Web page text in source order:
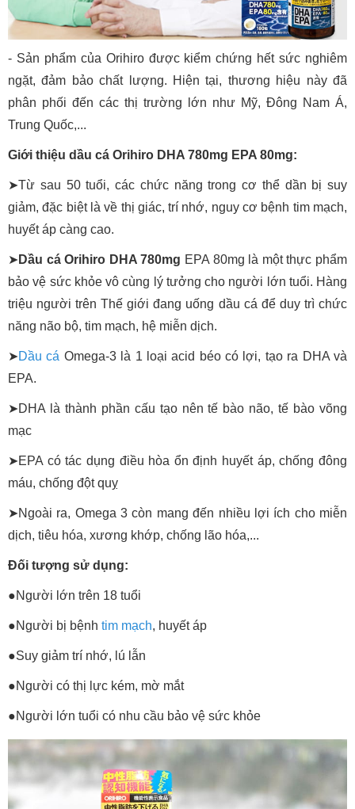
- Sản phẩm của Orihiro được kiểm chứng hết sức nghiêm
ngặt, đảm bảo chất lượng. Hiện tại, thương hiệu này đã
phân phối đến các thị trường lớn như Mỹ, Đông Nam Á,
Trung Quốc,...
Giới thiệu dầu cá Orihiro DHA 780mg EPA 80mg:
➤Từ sau 50 tuổi, các chức năng trong cơ thể dần bị suy
giảm, đặc biệt là về thị giác, trí nhớ, nguy cơ bệnh tim mạch,
huyết áp càng cao.
➤ Dầu cá Orihiro DHA 780mg EPA 80mg là một thực phẩm
bảo vệ sức khỏe vô cùng lý tưởng cho người lớn tuổi. Hàng
triệu người trên Thế giới đang uống dầu cá để duy trì chức
năng não bộ, tim mạch, hệ miễn dịch.
➤Dầu cá Omega-3 là 1 loại acid béo có lợi, tạo ra DHA và
EPA.
➤DHA là thành phần cấu tạo nên tế bào não, tế bào võng
mạc
➤EPA có tác dụng điều hòa ổn định huyết áp, chống đông
máu, chống đột quỵ
➤Ngoài ra, Omega 3 còn mang đến nhiều lợi ích cho miễn
dịch, tiêu hóa, xương khớp, chống lão hóa,...
Đối tượng sử dụng:
●Người lớn trên 18 tuổi
●Người bị bệnh tim mạch, huyết áp
●Suy giảm trí nhớ, lú lẫn
●Người có thị lực kém, mờ mắt
●Người lớn tuổi có nhu cầu bảo vệ sức khỏe